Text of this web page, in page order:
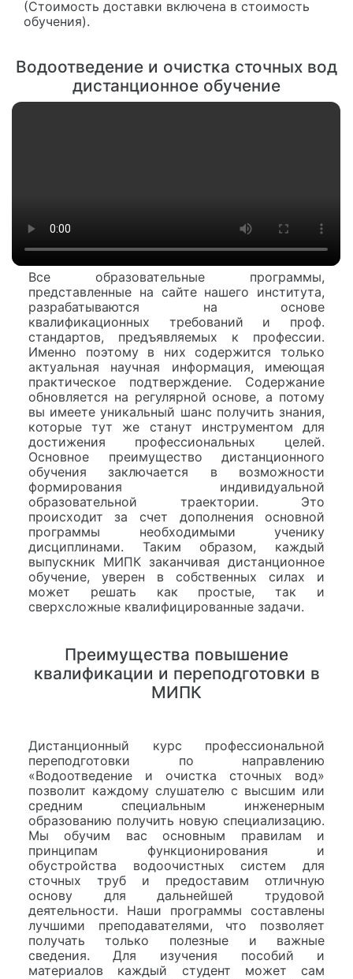
(Стоимость доставки включена в стоимость
обучения).
Водоотведение и очистка сточных вод
дистанционное обучение
Все образовательные программы,
представленные на сайте нашего института,
разрабатываются на основе
квалификационных требований и проф.
стандартов, предъявляемых к профессии.
Именно поэтому в них содержится только
актуальная научная информация, имеющая
практическое подтверждение. Содержание
обновляется на регулярной основе, а потому
вы имеете уникальный шанс получить знания,
которые тут же станут инструментом для
достижения профессиональных целей.
Основное преимущество дистанционного
обучения заключается в возможности
формирования индивидуальной
образовательной траектории. Это
происходит за счет дополнения основной
программы необходимыми ученику
дисциплинами. Таким образом, каждый
выпускник МИПК заканчивая дистанционное
обучение, уверен в собственных силах и
может решать как простые, так и
сверхсложные квалифицированные задачи.
Преимущества повышение
квалификации и переподготовки в
МИПК
Дистанционный курс профессиональной
переподготовки по направлению
«Водоотведение и очистка сточных вод»
позволит каждому слушателю с высшим или
средним специальным инженерным
образованию получить новую специализацию.
Мы обучим вас основным правилам и
принципам функционирования и
обустройства водоочистных систем для
сточных труб и предоставим отличную
основу для дальнейшей трудовой
деятельности. Наши программы составлены
лучшими преподавателями, что позволяет
получать только полезные и важные
сведения. Для изучения пособий и
материалов каждый студент может сам